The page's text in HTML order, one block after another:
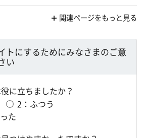
関連ページをもっと見る
トにするためにみなさまのご意
い
に立ちましたか？
2：ふつう
た